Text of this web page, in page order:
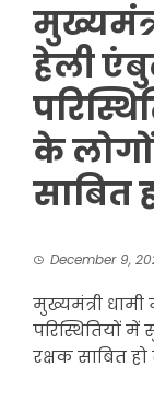
हेली
के
साबित
December 9,
मुख्यमंत्री
परिस्थितियों में
रक्षक साबित हो